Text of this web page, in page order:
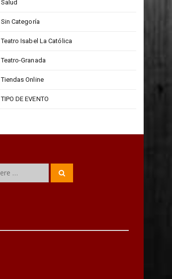
Salud
Sin Categoría
Teatro Isabel La Católica
Teatro-Granada
Tiendas Online
TIPO DE EVENTO